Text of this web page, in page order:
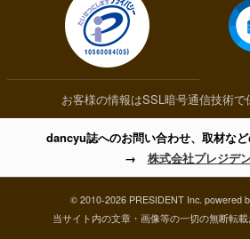
お客様の情報はSSL暗号通信技術で
dancyu誌へのお問い合わせ、取材な
→ 株式会社プレジデ
© 2010-2026 PRESIDENT Inc. powered
当サイト内の文章・画像等の一切の無断転